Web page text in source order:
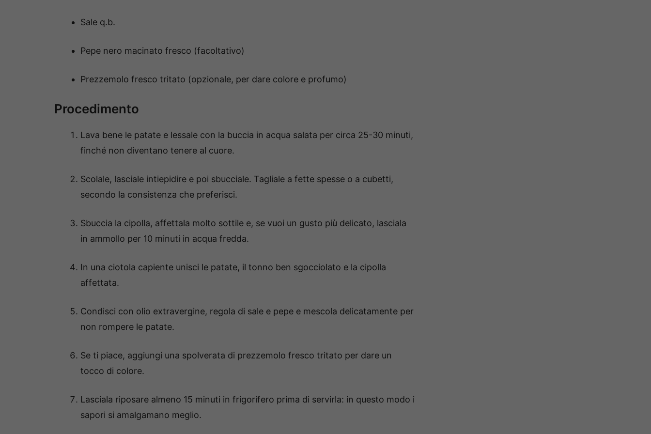
Sale q.b.
Pepe nero macinato fresco (facoltativo)
Prezzemolo fresco tritato (opzionale, per dare colore e profumo)
Procedimento
Lava bene le patate e lessale con la buccia in acqua salata per circa 25-30 minuti,
finché non diventano tenere al cuore.
Scolale, lasciale intiepidire e poi sbucciale. Tagliale a fette spesse o a cubetti,
secondo la consistenza che preferisci.
Sbuccia la cipolla, affettala molto sottile e, se vuoi un gusto più delicato, lasciala
in ammollo per 10 minuti in acqua fredda.
In una ciotola capiente unisci le patate, il tonno ben sgocciolato e la cipolla
affettata.
Condisci con olio extravergine, regola di sale e pepe e mescola delicatamente per
non rompere le patate.
Se ti piace, aggiungi una spolverata di prezzemolo fresco tritato per dare un
tocco di colore.
Lasciala riposare almeno 15 minuti in frigorifero prima di servirla: in questo modo i
sapori si amalgamano meglio.